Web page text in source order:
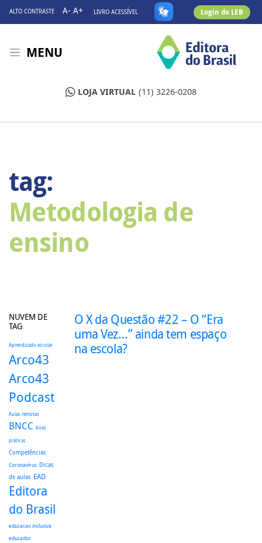
ALTO CONTRASTE A- A+ LIVRO ACESSÍVEL Login do LEB
MENU
LOJA VIRTUAL (11) 3226-0208
tag:
Metodologia de
ensino
NUVEM DE
TAG
Aprendizado escolar
Arco43
Arco43
Podcast
Aulas remotas
BNCC boas
práticas
Competências
Coronavírus Dicas
de aulas EAD
Editora
do Brasil
educacao inclusiva
educador
O X da Questão #22 – O “Era
uma Vez…” ainda tem espaço
na escola?